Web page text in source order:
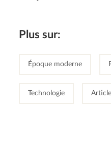
Plus sur:
Époque moderne
Technologie Article